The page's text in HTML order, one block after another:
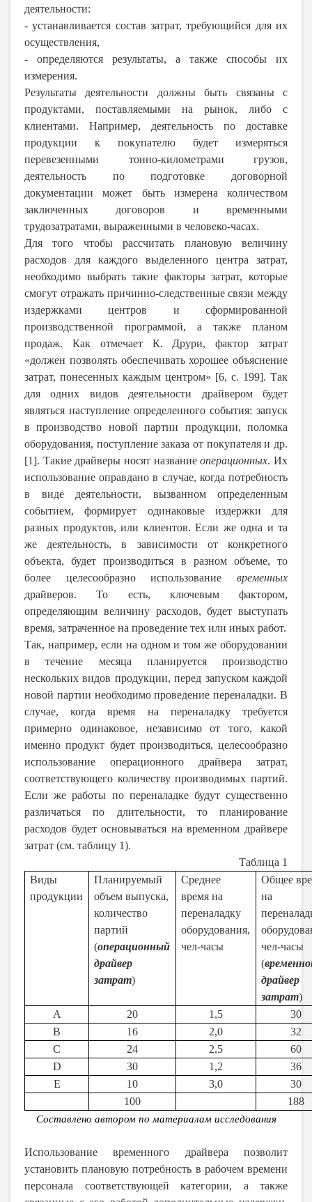
деятельности:
- устанавливается состав затрат, требующийся для их
осуществления,
- определяются результаты, а также способы их
измерения.
Результаты деятельности должны быть связаны с
продуктами, поставляемыми на рынок, либо с
клиентами. Например, деятельность по доставке
продукции к покупателю будет измеряться
перевезенными тонно-километрами грузов,
деятельность по подготовке договорной
документации может быть измерена количеством
заключенных договоров и временными
трудозатратами, выраженными в человеко-часах.
Для того чтобы рассчитать плановую величину
расходов для каждого выделенного центра затрат,
необходимо выбрать такие факторы затрат, которые
смогут отражать причинно-следственные связи между
издержками центров и сформированной
производственной программой, а также планом
продаж. Как отмечает К. Друри, фактор затрат
«должен позволять обеспечивать хорошее объяснение
затрат, понесенных каждым центром» [6, с. 199]. Так
для одних видов деятельности драйвером будет
являться наступление определенного события: запуск
в производство новой партии продукции, поломка
оборудования, поступление заказа от покупателя и др.
[1]. Такие драйверы носят названиеоперационных. Их
использование оправдано в случае, когда потребность
в виде деятельности, вызванном определенным
событием, формирует одинаковые издержки для
разных продуктов, или клиентов. Если же одна и та
же деятельность, в зависимости от конкретного
объекта, будет производиться в разном объеме, то
более целесообразно использование временных
драйверов. То есть, ключевым фактором,
определяющим величину расходов, будет выступать
время, затраченное на проведение тех или иных работ.
Так, например, если на одном и том же оборудовании
в течение месяца планируется производство
нескольких видов продукции, перед запуском каждой
новой партии необходимо проведение переналадки. В
случае, когда время на переналадку требуется
примерно одинаковое, независимо от того, какой
именно продукт будет производиться, целесообразно
использование операционного драйвера затрат,
соответствующего количеству производимых партий.
Если же работы по переналадке будут существенно
различаться по длительности, то планирование
расходов будет основываться на временном драйвере
затрат (см. таблицу 1).
Таблица 1
Виды
продукции
Планируемый
объем выпуска,
количество
партий
(операционный
драйвер
затрат)
Среднее
время на
переналадку
оборудования,
чел-часы
Общее
на
чел-часы
(
драйвер
затрат)
А
20 1,5
30
В
16 2,0
32
С
24 2,5
60
D
30 1,2
36
E
10 3,0
30
100
188
Составлено автором по материалам исследования
Использование временного драйвера позволит
установить плановую потребность в рабочем времени
персонала соответствующей категории, а также